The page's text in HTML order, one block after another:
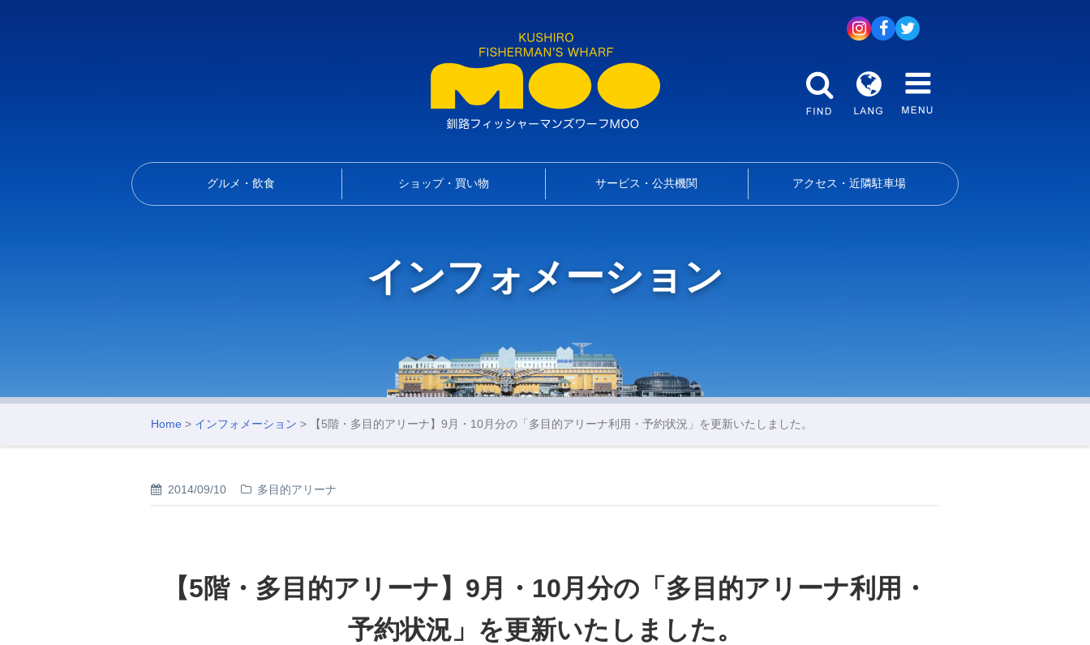
グルメ・飲食 ショップ・買い物 サービス・公共機関 アクセス・近隣駐車場
インフォメーション
Home > インフォメーション > 【5階・多目的アリーナ】9月・10月分の「多目的アリーナ利用・予約状況」を更新いたしました。
2014/09/10 多目的アリーナ
【5階・多目的アリーナ】9月・10月分の「多目的アリーナ利用・
予約状況」を更新いたしました。